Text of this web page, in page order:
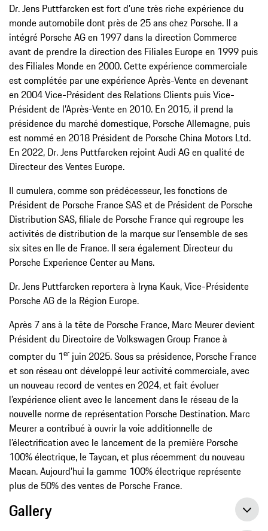
Dr. Jens Puttfarcken est fort d’une très riche expérience du
monde automobile dont près de 25 ans chez Porsche. Il a
intégré Porsche AG en 1997 dans la direction Commerce
avant de prendre la direction des Filiales Europe en 1999 puis
des Filiales Monde en 2000. Cette expérience commerciale
est complétée par une expérience Après-Vente en devenant
en 2004 Vice-Président des Relations Clients puis Vice-
Président de l’Après-Vente en 2010. En 2015, il prend la
présidence du marché domestique, Porsche Allemagne, puis
est nommé en 2018 Président de Porsche China Motors Ltd.
En 2022, Dr. Jens Puttfarcken rejoint Audi AG en qualité de
Directeur des Ventes Europe.
Il cumulera, comme son prédécesseur, les fonctions de
Président de Porsche France SAS et de Président de Porsche
Distribution SAS, filiale de Porsche France qui regroupe les
activités de distribution de la marque sur l’ensemble de ses
six sites en Ile de France. Il sera également Directeur du
Porsche Experience Center au Mans.
Dr. Jens Puttfarcken reportera à Iryna Kauk, Vice-Présidente
Porsche AG de la Région Europe.
Après 7 ans à la tête de Porsche France, Marc Meurer devient
Président du Directoire de Volkswagen Group France à
compter du 1er juin 2025. Sous sa présidence, Porsche France
et son réseau ont développé leur activité commerciale, avec
un nouveau record de ventes en 2024, et fait évoluer
l’expérience client avec le lancement dans le réseau de la
nouvelle norme de représentation Porsche Destination. Marc
Meurer a contribué à ouvrir la voie additionnelle de
l’électrification avec le lancement de la première Porsche
100% électrique, le Taycan, et plus récemment du nouveau
Macan. Aujourd’hui la gamme 100% électrique représente
plus de 50% des ventes de Porsche France.
Gallery